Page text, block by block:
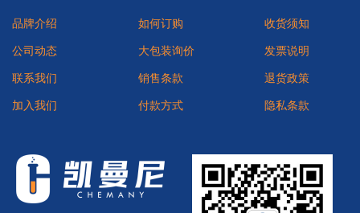
品牌介绍
公司动态
联系我们
加入我们
如何订购
大包装询价
销售条款
付款方式
收货须知
发票说明
退货政策
隐私条款